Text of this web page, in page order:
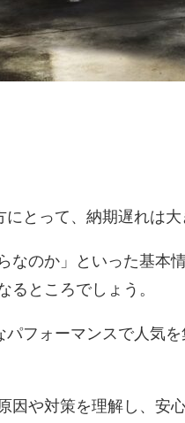
とって、納期遅れは大
なのか」といった基本
るところでしょう。
フォーマンスで人気
因や対策を理解し、安